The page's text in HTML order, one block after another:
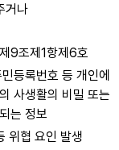
거나
9조제1항제6호
등록번호 등 개인에
사생활의 비밀 또는
는 정보
위협 요인 발생